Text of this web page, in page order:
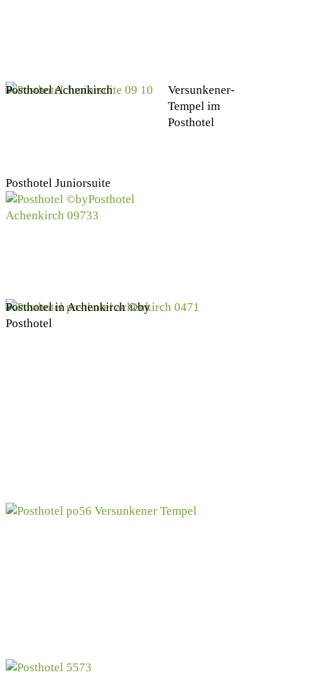
Posthotel Achenkirch
Posthotel Juniorsuite
Posthotel in Achenkirch ©by
Posthotel
Versunkener-
Tempel im
Posthotel